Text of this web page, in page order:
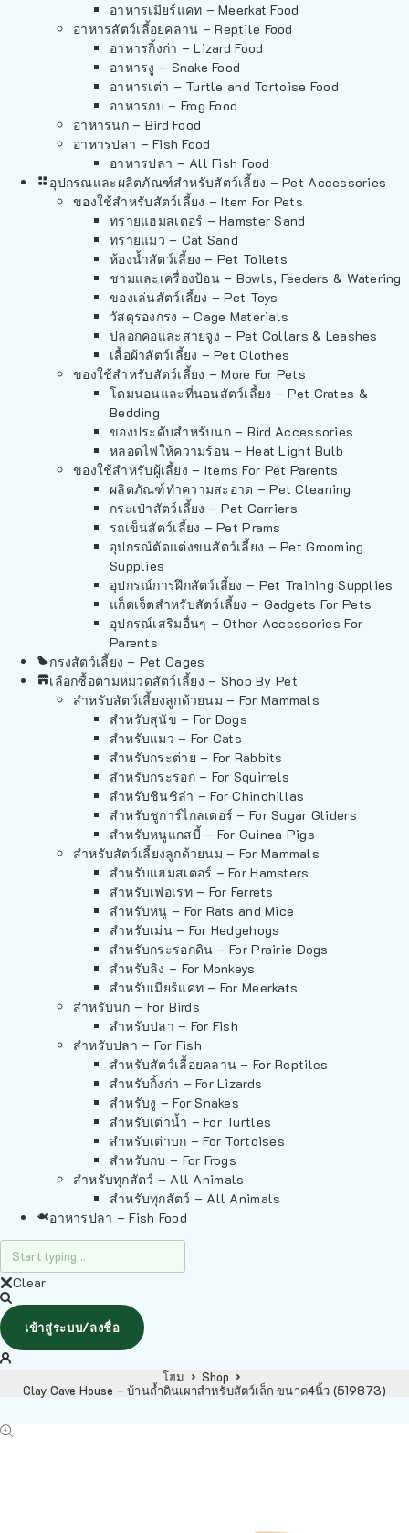
อาหารเมียร์แคท – Meerkat Food
อาหารสัตว์เลี้อยคลาน – Reptile Food
อาหารกิ้งก่า – Lizard Food
อาหารงู – Snake Food
อาหารเต่า – Turtle and Tortoise Food
อาหารกบ – Frog Food
อาหารนก – Bird Food
อาหารปลา – Fish Food
อาหารปลา – All Fish Food
อุปกรณและผลิตภัณฑ์สำหรับสัตว์เลี้ยง – Pet Accessories
ของใช้สำหรับสัตว์เลี้ยง – Item For Pets
ทรายแฮมสเตอร์ – Hamster Sand
ทรายแมว – Cat Sand
ห้องน้ำสัตว์เลี้ยง – Pet Toilets
ชามและเครื่องป้อน – Bowls, Feeders & Watering
ของเล่นสัตว์เลี้ยง – Pet Toys
วัสดุรองกรง – Cage Materials
ปลอกคอและสายจูง – Pet Collars & Leashes
เสื้อผ้าสัตว์เลี้ยง – Pet Clothes
ของใช้สำหรับสัตว์เลี้ยง – More For Pets
โดมนอนและที่นอนสัตว์เลี้ยง – Pet Crates &
Bedding
ของประดับสำหรับนก – Bird Accessories
หลอดไฟให้ความร้อน – Heat Light Bulb
ของใช้สำหรับผู้เลี้ยง – Items For Pet Parents
ผลิตภัณฑ์ทำความสะอาด – Pet Cleaning
กระเป๋าสัตว์เลี้ยง – Pet Carriers
รถเข็นสัตว์เลี้ยง – Pet Prams
อุปกรณ์ตัดแต่งขนสัตว์เลี้ยง – Pet Grooming
Supplies
อุปกรณ์การฝึกสัตว์เลี้ยง – Pet Training Supplies
แก็ดเจ็ตสำหรับสัตว์เลี้ยง – Gadgets For Pets
อุปกรณ์เสริมอื่นๆ – Other Accessories For
Parents
กรงสัตว์เลี้ยง – Pet Cages
เลือกซื้อตามหมวดสัตว์เลี้ยง – Shop By Pet
สำหรับสัตว์เลี้ยงลูกด้วยนม – For Mammals
สำหรับสุนัข – For Dogs
สำหรับแมว – For Cats
สำหรับกระต่าย – For Rabbits
สำหรับกระรอก – For Squirrels
สำหรับชินชิล่า – For Chinchillas
สำหรับชูการ์ไกลเดอร์ – For Sugar Gliders
สำหรับหนูแกสบี้ – For Guinea Pigs
สำหรับสัตว์เลี้ยงลูกด้วยนม – For Mammals
สำหรับแฮมสเตอร์ – For Hamsters
สำหรับเฟอเรท – For Ferrets
สำหรับหนู – For Rats and Mice
สำหรับเม่น – For Hedgehogs
สำหรับกระรอกดิน – For Prairie Dogs
สำหรับลิง – For Monkeys
สำหรับเมียร์แคท – For Meerkats
สำหรับนก – For Birds
สำหรับปลา – For Fish
สำหรับปลา – For Fish
สำหรับสัตว์เลื้อยคลาน – For Reptiles
สำหรับกิ้งก่า – For Lizards
สำหรับงู – For Snakes
สำหรับเต่าน้ำ – For Turtles
สำหรับเต่าบก – For Tortoises
สำหรับกบ – For Frogs
สำหรับทุกสัตว์ – All Animals
สำหรับทุกสัตว์ – All Animals
อาหารปลา – Fish Food
Clear
เข้าสู่ระบบ/ลงชื่อ
โฮม
Shop
Clay Cave House – บ้านถ้ำดินเผาสำหรับสัตว์เล็ก ขนาด4นิ้ว (519873)